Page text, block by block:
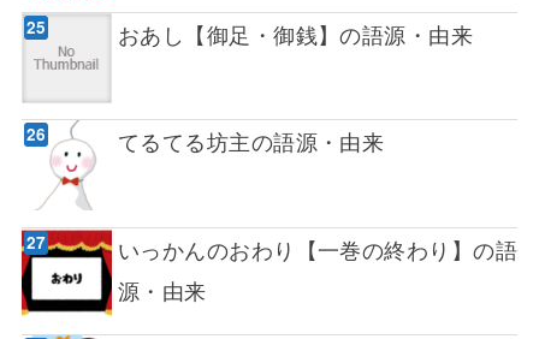
おあし【御足・御銭】の語源・由来
てるてる坊主の語源・由来
いっかんのおわり【一巻の終わり】の語
源・由来